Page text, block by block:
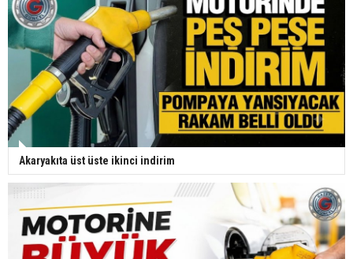
Akaryakıta üst üste ikinci indirim